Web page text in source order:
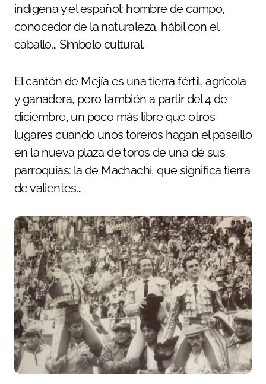
indígena y el español: hombre de campo,
conocedor de la naturaleza, hábil con el
caballo… Símbolo cultural.
El cantón de Mejía es una tierra fértil, agrícola
y ganadera, pero también a partir del 4 de
diciembre, un poco más libre que otros
lugares cuando unos toreros hagan el paseíllo
en la nueva plaza de toros de una de sus
parroquias: la de Machachi, que significa tierra
de valientes…